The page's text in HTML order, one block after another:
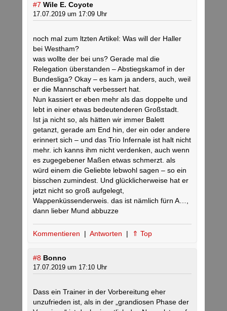
#7 Wile E. Coyote
17.07.2019 um 17:09 Uhr
noch mal zum ltzten Artikel: Was will der Haller
bei Westham?
was wollte der bei uns? Gerade mal die
Relegation überstanden – Abstiegskamof in der
Bundesliga? Okay – es kam ja anders, auch, weil
er die Mannschaft verbessert hat.
Nun kassiert er eben mehr als das doppelte und
lebt in einer etwas bedeutenderen Großstadt.
Ist ja nicht so, als hätten wir immer Balett
getanzt, gerade am End hin, der ein oder andere
erinnert sich – und das Trio Infernale ist halt nicht
mehr. ich kanns ihm nicht verdenken, auch wenn
es zugegebener Maßen etwas schmerzt. als
würd einem die Geliebte lebwohl sagen – so ein
bisschen zumindest. Und glücklicherweise hat er
jetzt nicht so groß aufgelegt,
Wappenküssenderweis. das ist nämlich fürn A…,
dann lieber Mund abbuzze
Kommentieren | Antworten | ⇑ Top
#8 Bonno
17.07.2019 um 17:10 Uhr
Dass ein Trainer in der Vorbereitung eher
unzufrieden ist, als in der „grandiosen Phase der